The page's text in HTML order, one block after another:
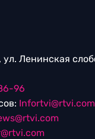
ул. Ленинская
96
Infortvi@rtvi.com